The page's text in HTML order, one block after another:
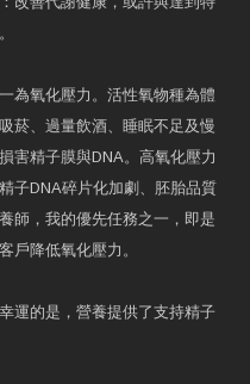
為氧化壓力。活性氧物種為體
菸、過量飲酒、睡眠不足及慢
害精子膜與DNA。高氧化壓力
子DNA碎片化加劇、胚胎品質
師，我的優先任務之一，即是
戶降低氧化壓力。
運的是，營養提供了支持精子